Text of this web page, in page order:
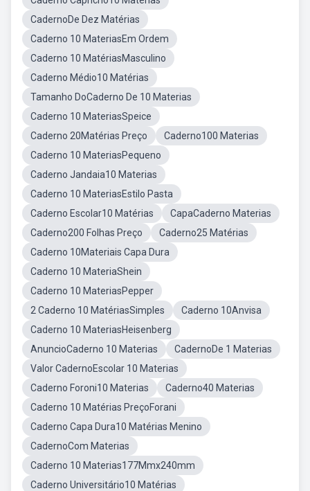
CadernoDe Dez Matérias
Caderno 10 MateriasEm Ordem
Caderno 10 MatériasMasculino
Caderno Médio10 Matérias
Tamanho DoCaderno De 10 Materias
Caderno 10 MateriasSpeice
Caderno 20Matérias Preço
Caderno100 Materias
Caderno 10 MateriasPequeno
Caderno Jandaia10 Materias
Caderno 10 MateriasEstilo Pasta
Caderno Escolar10 Matérias
CapaCaderno Materias
Caderno200 Folhas Preço
Caderno25 Matérias
Caderno 10Materiais Capa Dura
Caderno 10 MateriaShein
Caderno 10 MateriasPepper
2 Caderno 10 MatériasSimples
Caderno 10Anvisa
Caderno 10 MateriasHeisenberg
AnuncioCaderno 10 Materias
CadernoDe 1 Materias
Valor CadernoEscolar 10 Materias
Caderno Foroni10 Materias
Caderno40 Materias
Caderno 10 Matérias PreçoForani
Caderno Capa Dura10 Matérias Menino
CadernoCom Materias
Caderno 10 Materias177Mmx240mm
Caderno Universitário10 Matérias